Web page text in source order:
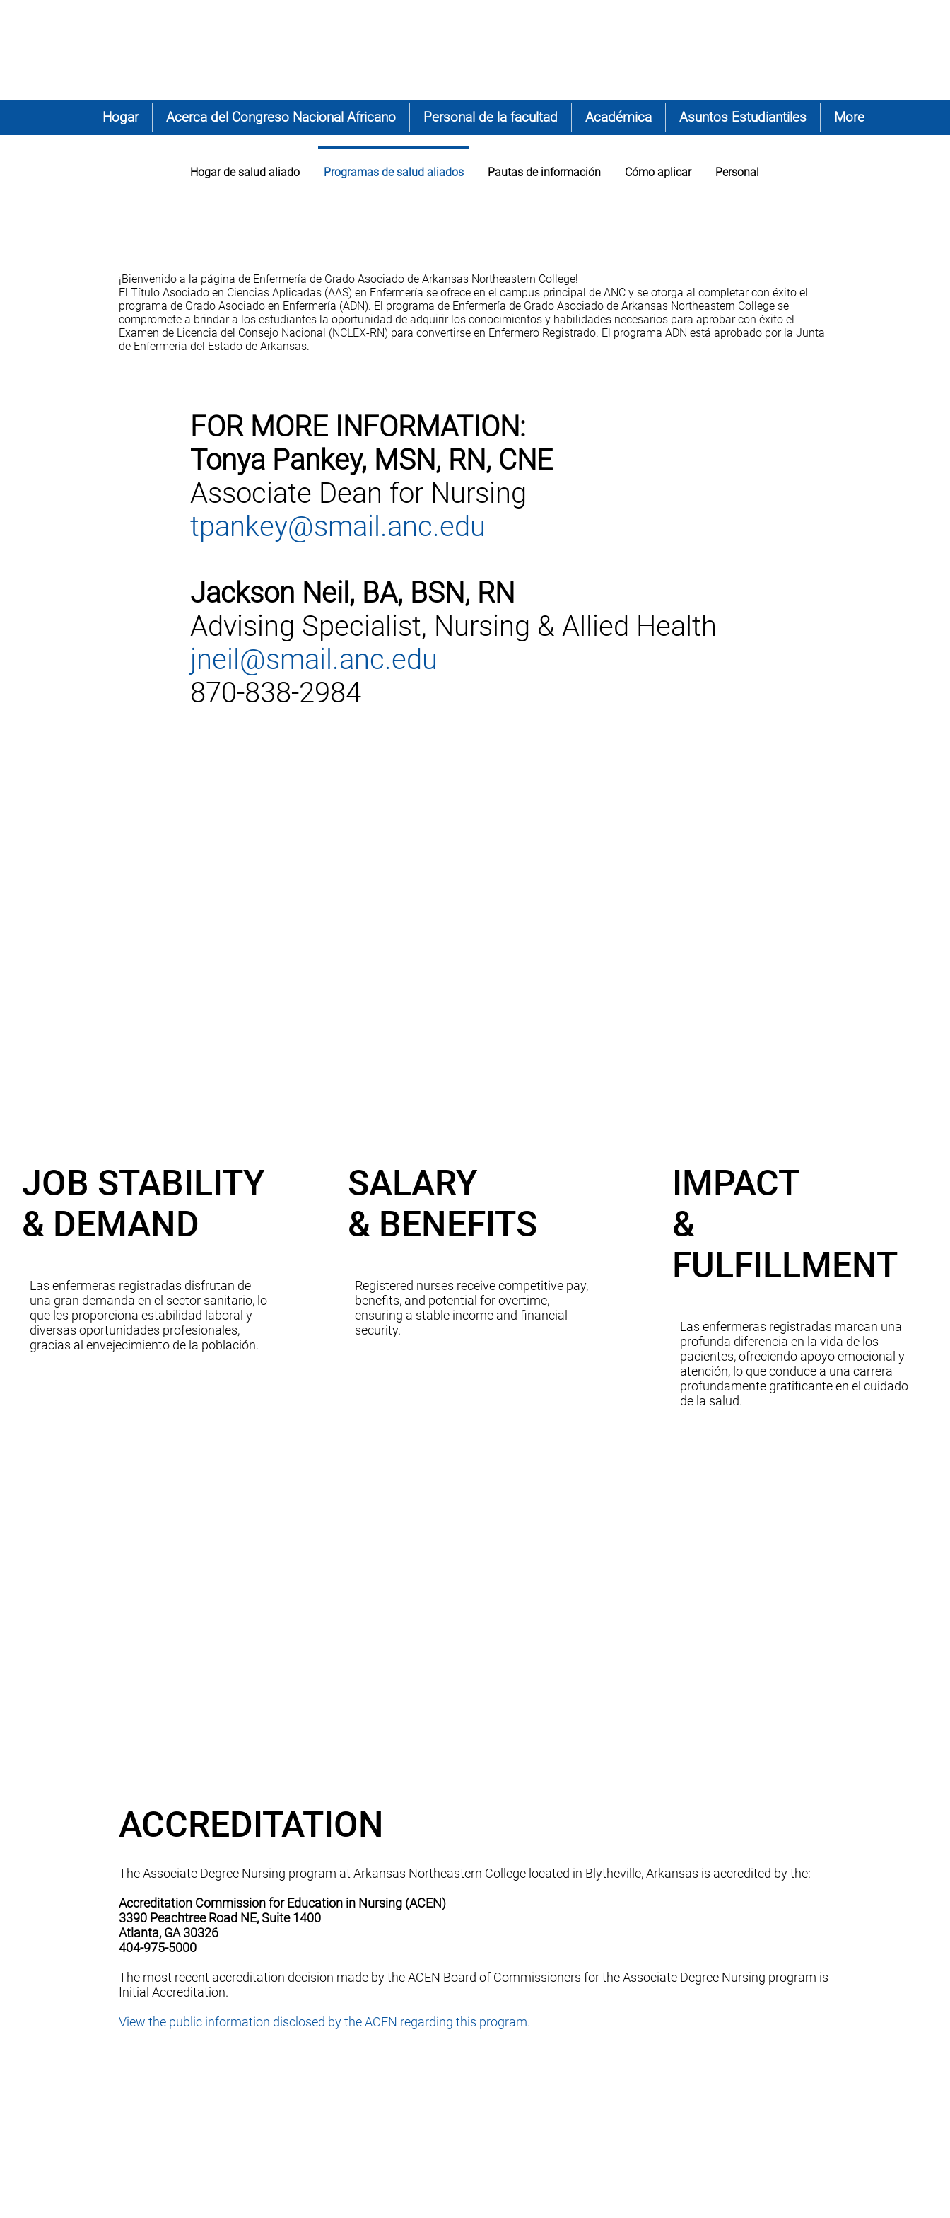
Hogar Acerca del Congreso Nacional Africano Personal de la facultad Académica Asuntos Estudiantiles More
Hogar de salud aliado Programas de salud aliados Pautas de información Cómo aplicar Personal
¡Bienvenido a la página de Enfermería de Grado Asociado de Arkansas Northeastern College!
El Título Asociado en Ciencias Aplicadas (AAS) en Enfermería se ofrece en el campus principal de ANC y se otorga al completar con éxito el
programa de Grado Asociado en Enfermería (ADN). El programa de Enfermería de Grado Asociado de Arkansas Northeastern College se
compromete a brindar a los estudiantes la oportunidad de adquirir los conocimientos y habilidades necesarios para aprobar con éxito el
Examen de Licencia del Consejo Nacional (NCLEX-RN) para convertirse en Enfermero Registrado. El programa ADN está aprobado por la Junta
de Enfermería del Estado de Arkansas.
FOR MORE INFORMATION:
Tonya Pankey, MSN, RN, CNE
Associate Dean for Nursing
tpankey@smail.anc.edu
Jackson Neil, BA, BSN, RN
Advising Specialist, Nursing & Allied Health
jneil@smail.anc.edu
870-838-2984
JOB STABILITY
& DEMAND
Las enfermeras registradas disfrutan de
una gran demanda en el sector sanitario, lo
que les proporciona estabilidad laboral y
diversas oportunidades profesionales,
gracias al envejecimiento de la población.
SALARY
& BENEFITS
Registered nurses receive competitive pay,
benefits, and potential for overtime,
ensuring a stable income and financial
security.
IMPACT
&
FULFILLMENT
Las enfermeras registradas marcan una
profunda diferencia en la vida de los
pacientes, ofreciendo apoyo emocional y
atención, lo que conduce a una carrera
profundamente gratificante en el cuidado
de la salud.
ACCREDITATION
The Associate Degree Nursing program at Arkansas Northeastern College located in Blytheville, Arkansas is accredited by the:
Accreditation Commission for Education in Nursing (ACEN)
3390 Peachtree Road NE, Suite 1400
Atlanta, GA 30326
404-975-5000
The most recent accreditation decision made by the ACEN Board of Commissioners for the Associate Degree Nursing program is
Initial Accreditation.
View the public information disclosed by the ACEN regarding this program.